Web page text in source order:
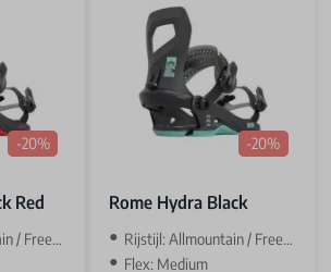
-20%
Red
-20%
Rome Hydra Black
Rijstijl: Allmountain / Freestyle
Flex: Medium